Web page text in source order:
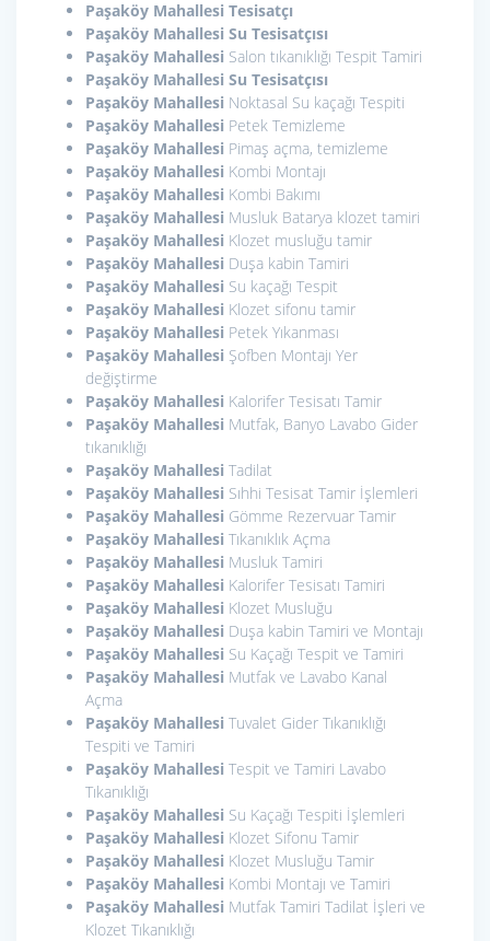
Paşaköy Mahallesi Tesisatçı
Paşaköy Mahallesi Su Tesisatçısı
Paşaköy Mahallesi Salon tıkanıklığı Tespit Tamiri
Paşaköy Mahallesi Su Tesisatçısı
Paşaköy Mahallesi Noktasal Su kaçağı Tespiti
Paşaköy Mahallesi Petek Temizleme
Paşaköy Mahallesi Pimaş açma, temizleme
Paşaköy Mahallesi Kombi Montajı
Paşaköy Mahallesi Kombi Bakımı
Paşaköy Mahallesi Musluk Batarya klozet tamiri
Paşaköy Mahallesi Klozet musluğu tamir
Paşaköy Mahallesi Duşa kabin Tamiri
Paşaköy Mahallesi Su kaçağı Tespit
Paşaköy Mahallesi Klozet sifonu tamir
Paşaköy Mahallesi Petek Yıkanması
Paşaköy Mahallesi Şofben Montajı Yer
değiştirme
Paşaköy Mahallesi Kalorifer Tesisatı Tamir
Paşaköy Mahallesi Mutfak, Banyo Lavabo Gider
tıkanıklığı
Paşaköy Mahallesi Tadilat
Paşaköy Mahallesi Sıhhi Tesisat Tamir İşlemleri
Paşaköy Mahallesi Gömme Rezervuar Tamir
Paşaköy Mahallesi Tıkanıklık Açma
Paşaköy Mahallesi Musluk Tamiri
Paşaköy Mahallesi Kalorifer Tesisatı Tamiri
Paşaköy Mahallesi Klozet Musluğu
Paşaköy Mahallesi Duşa kabin Tamiri ve Montajı
Paşaköy Mahallesi Su Kaçağı Tespit ve Tamiri
Paşaköy Mahallesi Mutfak ve Lavabo Kanal
Açma
Paşaköy Mahallesi Tuvalet Gider Tıkanıklığı
Tespiti ve Tamiri
Paşaköy Mahallesi Tespit ve Tamiri Lavabo
Tıkanıklığı
Paşaköy Mahallesi Su Kaçağı Tespiti İşlemleri
Paşaköy Mahallesi Klozet Sifonu Tamir
Paşaköy Mahallesi Klozet Musluğu Tamir
Paşaköy Mahallesi Kombi Montajı ve Tamiri
Paşaköy Mahallesi Mutfak Tamiri Tadilat İşleri ve
Klozet Tıkanıklığı